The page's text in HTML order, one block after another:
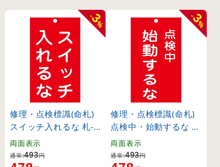
-
3
%
修理・点検標識(命札)
スイッチ入れるな 札-2
09 (85209)
両面表示
通常:493円
-
3
%
修理・点検標識(命札)
点検中・始動するな 札
-211 (85211)
両面表示
通常:493円